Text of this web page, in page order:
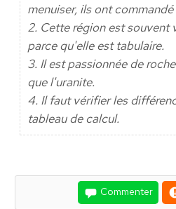
menuiser, ils ont
2. Cette région est
parce qu'elle est tabulaire.
3. Il est passionnée de
que l'uranite.
4. Il faut vérifier les
tableau de calcul.
Commenter